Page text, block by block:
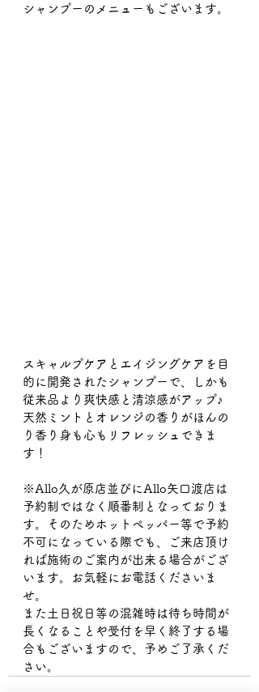
シャンプーのメニューもございます。
スキャルプケアとエイジングケアを目
的に開発されたシャンプーで、しかも
従来品より爽快感と清涼感がアップ♪
天然ミントとオレンジの香りがほんの
り香り身も心もリフレッシュできま
す！
※Allo久が原店並びにAllo矢口渡店は
予約制ではなく順番制となっておりま
す。そのためホットペッパー等で‪予約
不可になっている際でも、ご来店頂け
れば施術のご案内が出来る場合がござ
います。お気軽にお電話くださいま
せ。
また土日祝日等の混雑時は待ち時間が
長くなることや受付を早く終了する場
合もございますので、予めご了承くだ
さい。